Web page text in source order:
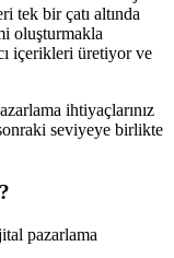
tek bir çatı altında
oluşturmakla
içerikleri üretiyor ve
ihtiyaçlarınız
seviyeye birlikte
pazarlama